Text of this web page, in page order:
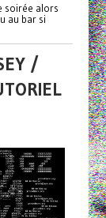
soirée alors
au bar si
/